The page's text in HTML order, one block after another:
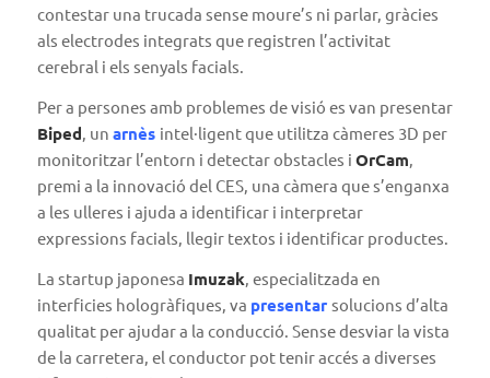
contestar una trucada sense moure’s ni parlar, gràcies
als electrodes integrats que registren l’activitat
cerebral i els senyals facials.
Per a persones amb problemes de visió es van presentar
Biped, un arnès intel·ligent que utilitza càmeres 3D per
monitoritzar l’entorn i detectar obstacles i OrCam,
premi a la innovació del CES, una càmera que s’enganxa
a les ulleres i ajuda a identificar i interpretar
expressions facials, llegir textos i identificar productes.
La startup japonesa Imuzak, especialitzada en
interficies hologràfiques, va presentar solucions d’alta
qualitat per ajudar a la conducció. Sense desviar la vista
de la carretera, el conductor pot tenir accés a diverses